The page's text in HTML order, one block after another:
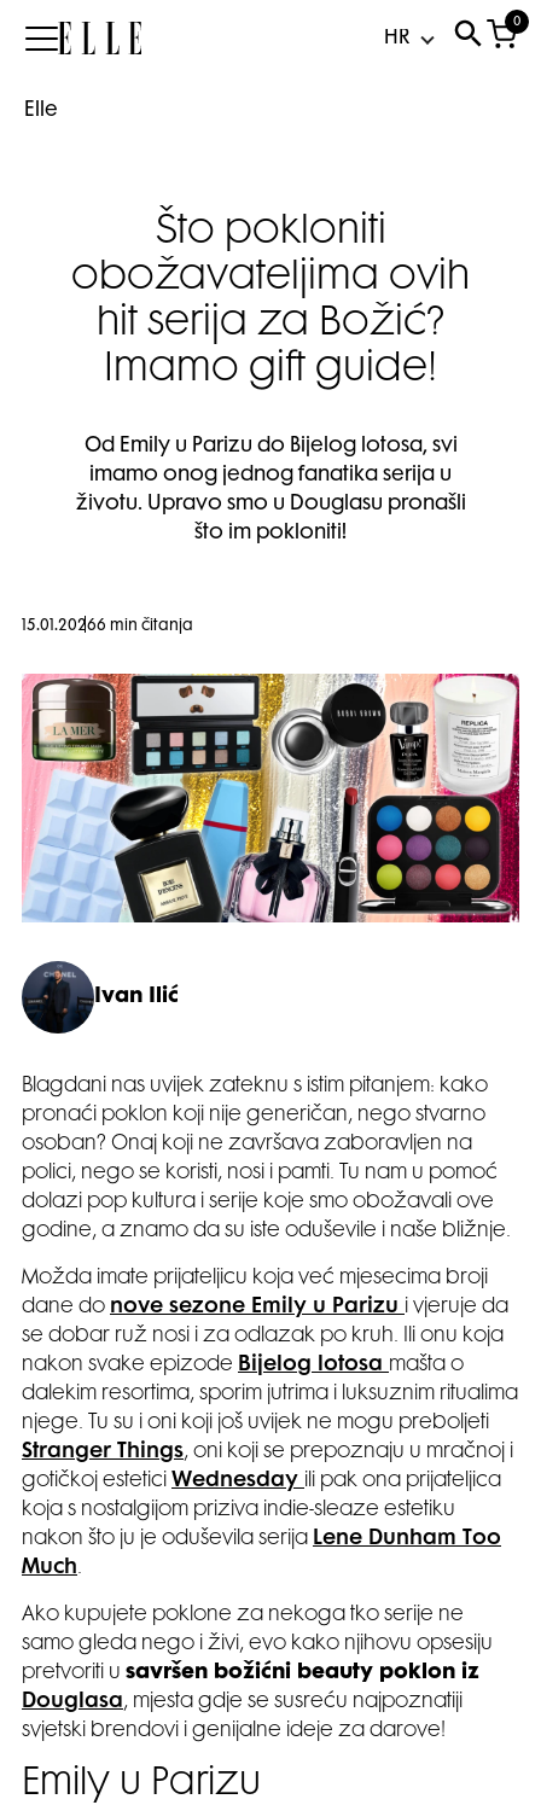
Elle
0
Elle
Što pokloniti
obožavateljima ovih
hit serija za Božić?
Imamo gift guide!
Od Emily u Parizu do Bijelog lotosa, svi
imamo onog jednog fanatika serija u
životu. Upravo smo u Douglasu pronašli
što im pokloniti!
15.01.20266 min čitanja
Ivan Ilić
Blagdani nas uvijek zateknu s istim pitanjem: kako
pronaći poklon koji nije generičan, nego stvarno
osoban? Onaj koji ne završava zaboravljen na
polici, nego se koristi, nosi i pamti. Tu nam u pomoć
dolazi pop kultura i serije koje smo obožavali ove
godine, a znamo da su iste oduševile i naše bližnje.
Možda imate prijateljicu koja već mjesecima broji
dane do nove sezone Emily u Parizu
i vjeruje da
se dobar ruž nosi i za odlazak po kruh. Ili onu koja
nakon svake epizode Bijelog lotosa mašta o
dalekim resortima, sporim jutrima i luksuznim ritualima
njege. Tu su i oni koji još uvijek ne mogu preboljeti
Stranger Things, oni koji se prepoznaju u mračnoj i
gotičkoj estetici Wednesday
ili pak ona prijateljica
koja s nostalgijom priziva indie-sleaze estetiku
nakon što ju je oduševila serija Lene Dunham Too
Much.
Ako kupujete poklone za nekoga tko serije ne
samo gleda nego i živi, evo kako njihovu opsesiju
pretvoriti u savršen božićni beauty poklon iz
Douglasa, mjesta gdje se susreću najpoznatiji
svjetski brendovi i genijalne ideje za darove!
Emily u Parizu